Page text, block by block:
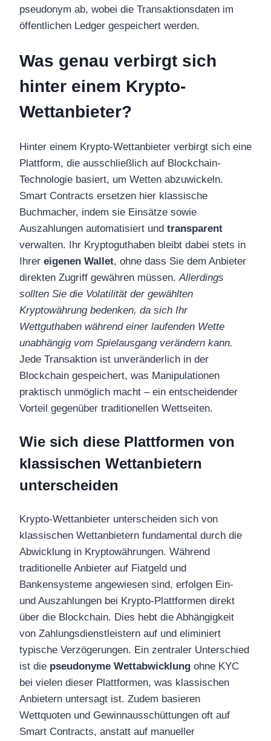
pseudonym ab, wobei die Transaktionsdaten im
öffentlichen Ledger gespeichert werden.
Was genau verbirgt sich
hinter einem Krypto-
Wettanbieter?
Hinter einem Krypto-Wettanbieter verbirgt sich eine
Plattform, die ausschließlich auf Blockchain-
Technologie basiert, um Wetten abzuwickeln.
Smart Contracts ersetzen hier klassische
Buchmacher, indem sie Einsätze sowie
Auszahlungen automatisiert und transparent
verwalten. Ihr Kryptoguthaben bleibt dabei stets in
Ihrer eigenen Wallet, ohne dass Sie dem Anbieter
direkten Zugriff gewähren müssen.Allerdings
sollten Sie die Volatilität der gewählten
Kryptowährung bedenken, da sich Ihr
Wettguthaben während einer laufenden Wette
unabhängig vom Spielausgang verändern kann.
Jede Transaktion ist unveränderlich in der
Blockchain gespeichert, was Manipulationen
praktisch unmöglich macht – ein entscheidender
Vorteil gegenüber traditionellen Wettseiten.
Wie sich diese Plattformen von
klassischen Wettanbietern
unterscheiden
Krypto-Wettanbieter unterscheiden sich von
klassischen Wettanbietern fundamental durch die
Abwicklung in Kryptowährungen. Während
traditionelle Anbieter auf Fiatgeld und
Bankensysteme angewiesen sind, erfolgen Ein-
und Auszahlungen bei Krypto-Plattformen direkt
über die Blockchain. Dies hebt die Abhängigkeit
von Zahlungsdienstleistern auf und eliminiert
typische Verzögerungen. Ein zentraler Unterschied
ist die pseudonyme Wettabwicklung ohne KYC
bei vielen dieser Plattformen, was klassischen
Anbietern untersagt ist. Zudem basieren
Wettquoten und Gewinnausschüttungen oft auf
Smart Contracts, anstatt auf manueller